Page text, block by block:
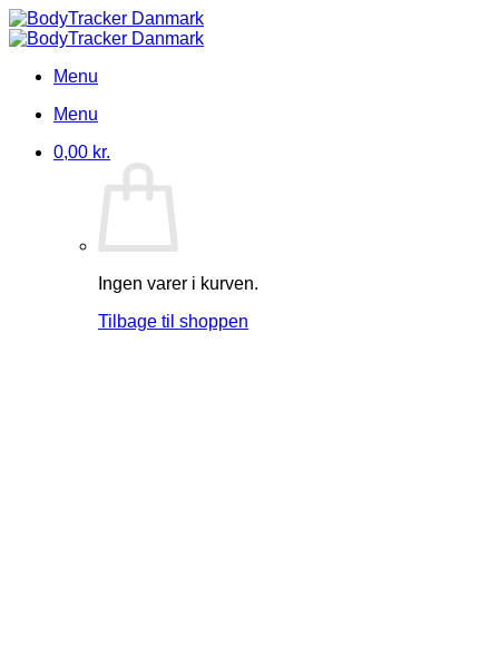
Fortsæt
til
Menu
Menu
0,00 kr.
Ingen varer i kurven.
Tilbage til shoppen